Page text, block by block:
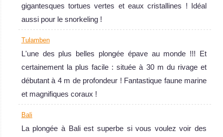
La plongée en Indonésie répond à tous les espoirs et
désirs de plongeurs. Une terre d’opportunités, les sites de
plongée incluent des spots pour débutants souhaitant
apprendre dans des conditions parfaites et faciles et des
sites de plongée inexplorés aux courants féroces pour les
plongeurs expérimentés qui cherchent un défi.
Indonésie Avis sur la plongée
gigantesques tortues vertes et eaux cristallines ! Idéal
aussi pour le snorkeling !
Tulamben
L'une des plus belles plongée épave au monde !!! Et
certainement la plus facile : située à 30 m du rivage et
débutant à 4 m de profondeur ! Fantastique faune marine
et magnifiques coraux !
Bali
La plongée à Bali est superbe si vous voulez voir des